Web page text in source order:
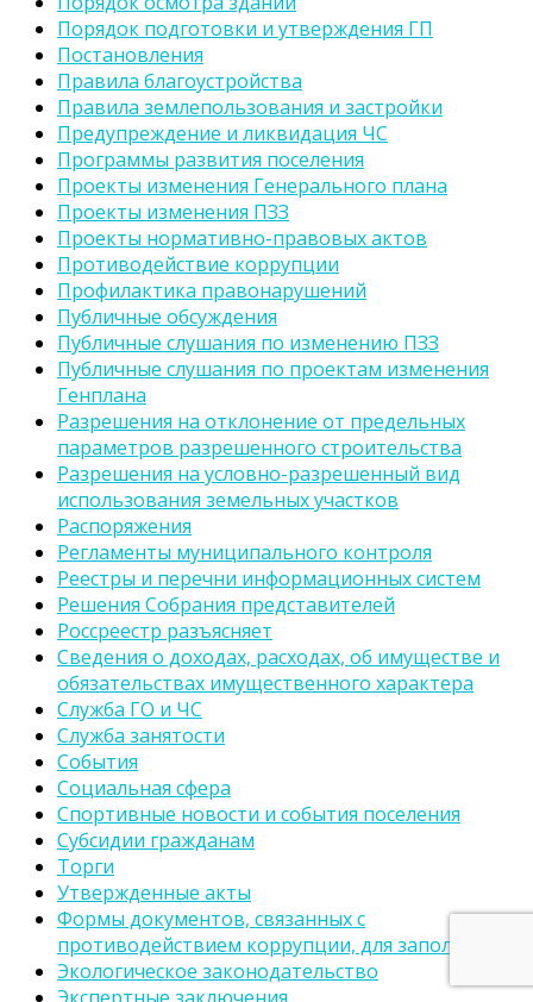
Порядок подготовки и утверждения ГП
Постановления
Правила благоустройства
Правила землепользования и застройки
Предупреждение и ликвидация ЧС
Программы развития поселения
Проекты изменения Генерального плана
Проекты изменения ПЗЗ
Проекты нормативно-правовых актов
Противодействие коррупции
Профилактика правонарушений
Публичные обсуждения
Публичные слушания по изменению ПЗЗ
Публичные слушания по проектам изменения
Генплана
Разрешения на отклонение от предельных
параметров разрешенного строительства
Разрешения на условно-разрешенный вид
использования земельных участков
Распоряжения
Регламенты муниципального контроля
Реестры и перечни информационных систем
Решения Собрания представителей
Россреестр разъясняет
Сведения о доходах, расходах, об имуществе и
обязательствах имущественного характера
Служба ГО и ЧС
Служба занятости
События
Социальная сфера
Спортивные новости и события поселения
Субсидии гражданам
Торги
Утвержденные акты
Формы документов, связанных с
противодействием коррупции, для заполнения
Экологическое законодательство